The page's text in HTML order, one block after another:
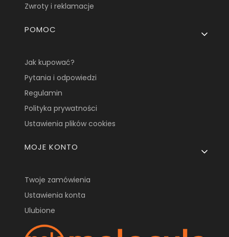
Zwroty i reklamacje
POMOC
Jak kupować?
Pytania i odpowiedzi
Regulamin
Polityka prywatności
Ustawienia plików cookies
MOJE KONTO
Twoje zamówienia
Ustawienia konta
Ulubione